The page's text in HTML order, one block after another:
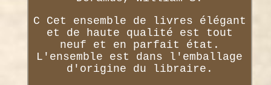
C Cet ensemble de livres élégant
et de haute qualité est tout
neuf et en parfait état.
L'ensemble est dans l'emballage
d'origine du libraire.